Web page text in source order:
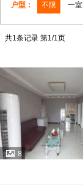
户型： 不限 一室
共1条记录 第1/1页
8